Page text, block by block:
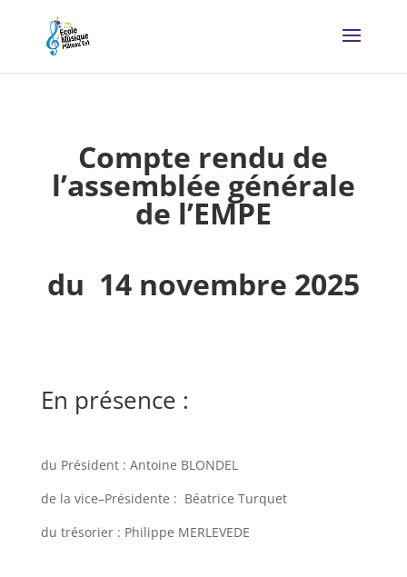
Compte rendu de
l’assemblée générale
de l’EMPE
du 14 novembre 2025
En présence :
du Président : Antoine BLONDEL
de la vice–Présidente : Béatrice Turquet
du trésorier : Philippe MERLEVEDE